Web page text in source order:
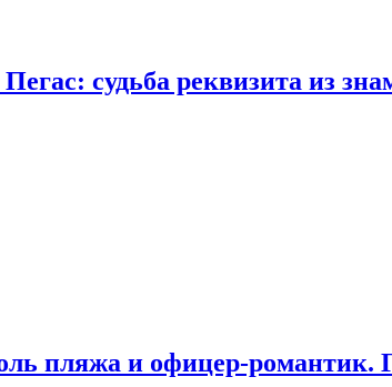
судьба реквизита из
пляжа и офицер-романтик.